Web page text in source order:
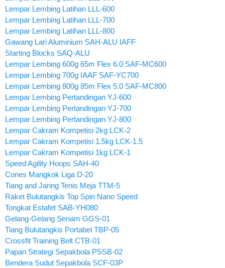
Lempar Lembing Latihan LLL-600
Lempar Lembing Latihan LLL-700
Lempar Lembing Latihan LLL-800
Gawang Lari Aluminium SAH-ALU IAFF
Starting Blocks SAQ-ALU
Lempar Lembing 600g 65m Flex 6.0 SAF-MC600
Lempar Lembing 700g IAAF SAF-YC700
Lempar Lembing 800g 85m Flex 5.0 SAF-MC800
Lempar Lembing Pertandingan YJ-600
Lempar Lembing Pertandingan YJ-700
Lempar Lembing Pertandingan YJ-800
Lempar Cakram Kompetisi 2kg LCK-2
Lempar Cakram Kompetisi 1.5kg LCK-1.5
Lempar Cakram Kompetisi 1kg LCK-1
Speed Agility Hoops SAH-40
Cones Mangkok Liga D-20
Tiang and Jaring Tenis Meja TTM-5
Raket Bulutangkis Top Spin Nano Speed
Tongkat Estafet SAB-YH080
Gelang-Gelang Senam GGS-01
Tiang Bulutangkis Portabel TBP-05
Crossfit Training Belt CTB-01
Papan Strategi Sepakbola PSSB-02
Bendera Sudut Sepakbola SCF-03P